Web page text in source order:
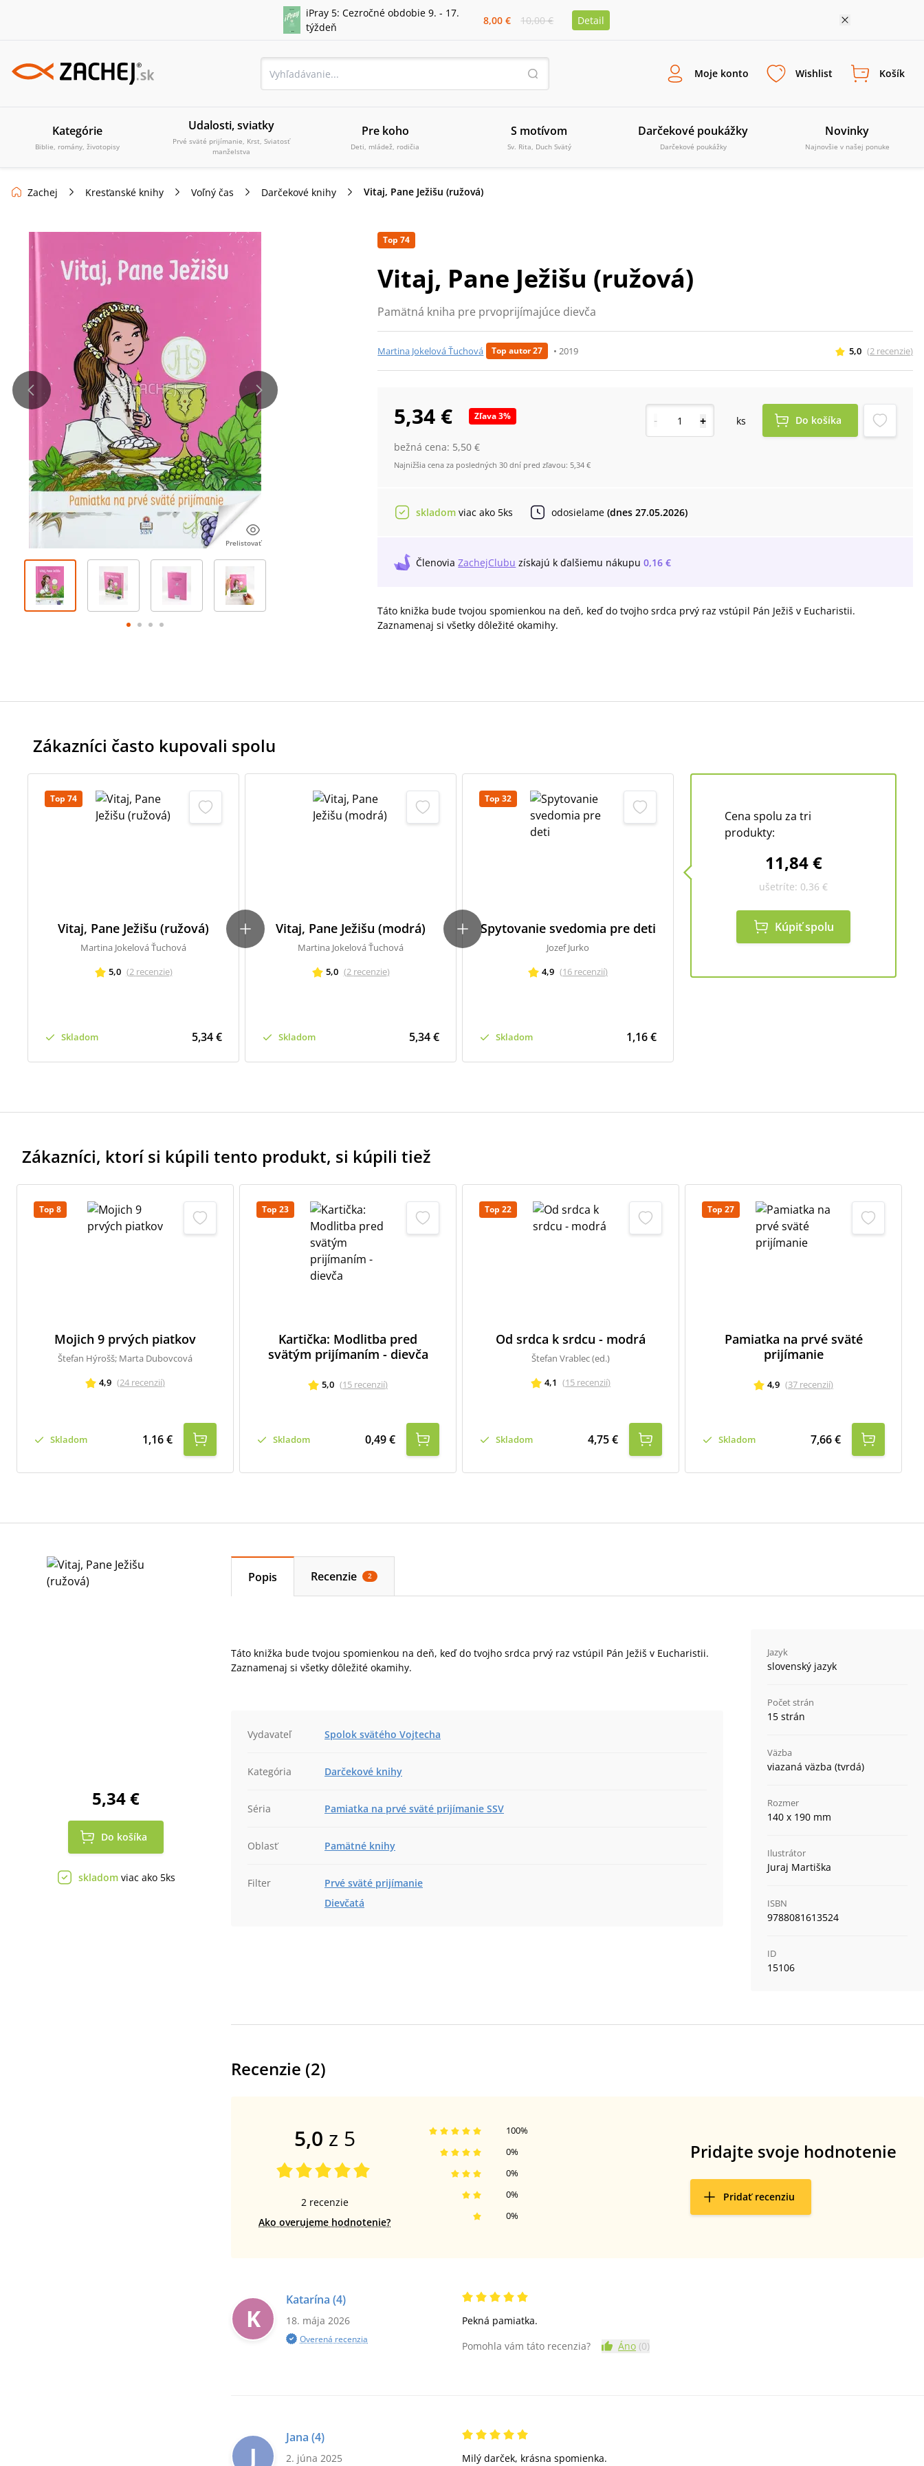
iPray 5: Cezročné obdobie 9. - 17.
týždeň
8,00 € 10,00 € Detail
Moje konto Wishlist Košík
Kategórie
Biblie, romány, životopisy
Udalosti, sviatky
Prvé sväté prijímanie, Krst, Sviatosť
manželstva
Pre koho
Deti, mládež, rodičia
S motívom
Sv. Rita, Duch Svätý
Darčekové poukážky
Darčekové poukážky
Novinky
Najnovšie v našej ponuke
Zachej Kresťanské knihy Voľný čas Darčekové knihy Vitaj, Pane Ježišu (ružová)
Prelistovať
Top 74
Vitaj, Pane Ježišu (ružová)
Pamätná kniha pre prvoprijímajúce dievča
Martina Jokelová Ťuchová Top autor 27 • 2019 5,0 (2 recenzie)
5,34 € Zľava3%
bežná cena: 5,50 €
Najnižšia cena za posledných 30 dní pred zľavou: 5,34 €
- + ks Do košíka
skladom viac ako 5ks odosielame(dnes 27.05.2026)
Členovia ZachejClubu získajú k ďalšiemu nákupu 0,16 €
Táto knižka bude tvojou spomienkou na deň, keď do tvojho srdca prvý raz vstúpil Pán Ježiš v Eucharistii.
Zaznamenaj si všetky dôležité okamihy.
Zákazníci často kupovali spolu
Top 74
Vitaj, Pane Ježišu (ružová)
Martina Jokelová Ťuchová
5,0 (2 recenzie)
Skladom 5,34 €
Vitaj, Pane Ježišu (modrá)
Martina Jokelová Ťuchová
5,0 (2 recenzie)
Skladom 5,34 €
Top 32
Spytovanie svedomia pre deti
Jozef Jurko
4,9 (16 recenzií)
Skladom 1,16 €
Cena spolu za tri
produkty:
11,84 €
ušetríte: 0,36 €
Kúpiť spolu
Zákazníci, ktorí si kúpili tento produkt, si kúpili tiež
Top 8
Mojich 9 prvých piatkov
Štefan Hýrošš; Marta Dubovcová
4,9 (24 recenzií)
Skladom 1,16 €
Top 23
Kartička: Modlitba pred
svätým prijímaním - dievča
5,0 (15 recenzií)
Skladom 0,49 €
Top 22
Od srdca k srdcu - modrá
Štefan Vrablec (ed.)
4,1 (15 recenzií)
Skladom 4,75 €
Top 27
Pamiatka na prvé sväté
prijímanie
4,9 (37 recenzií)
Skladom 7,66 €
5,34 €
Do košíka
skladom viac ako 5ks
Popis Recenzie 2
Táto knižka bude tvojou spomienkou na deň, keď do tvojho srdca prvý raz vstúpil Pán Ježiš v Eucharistii.
Zaznamenaj si všetky dôležité okamihy.
Vydavateľ Spolok svätého Vojtecha
Kategória Darčekové knihy
Séria Pamiatka na prvé sväté prijímanie SSV
Oblasť Pamätné knihy
Filter
Prvé sväté prijímanie
Dievčatá
Jazyk
slovenský jazyk
Počet strán
15 strán
Väzba
viazaná väzba (tvrdá)
Rozmer
140 x 190 mm
Ilustrátor
Juraj Martiška
ISBN
9788081613524
ID
15106
Recenzie (2)
5,0 z 5
2 recenzie
Ako overujeme hodnotenie?
0%
0%
0%
0%
100%
Pridajte svoje hodnotenie
Pridať recenziu
K
Katarína (4)
18. mája 2026
Overená recenzia
Pekná pamiatka.
Pomohla vám táto recenzia?
Áno (0)
J
Jana (4)
2. júna 2025 Milý darček, krásna spomienka.